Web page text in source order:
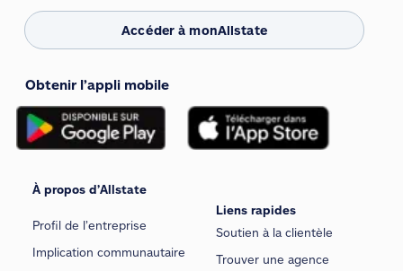
Accéder à monAllstate
Obtenir l’appli mobile
À propos d’Allstate
Profil de l’entreprise
Implication communautaire
Liens rapides
Soutien à la clientèle
Trouver une agence